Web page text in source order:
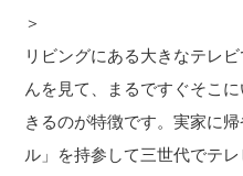
＞
リビングにある大きなテレ
んを見て、まるですぐそこ
きるのが特徴です。実家に
ル」を持参して三世代でテ